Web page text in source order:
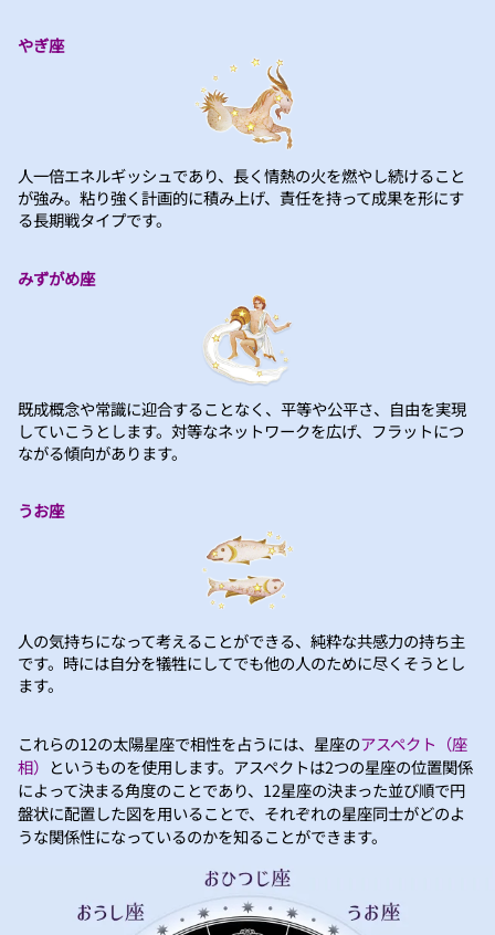
やぎ座
人一倍エネルギッシュであり、長く情熱の火を燃やし続けること
が強み。粘り強く計画的に積み上げ、責任を持って成果を形にす
る長期戦タイプです。
みずがめ座
既成概念や常識に迎合することなく、平等や公平さ、自由を実現
していこうとします。対等なネットワークを広げ、フラットにつ
ながる傾向があります。
うお座
人の気持ちになって考えることができる、純粋な共感力の持ち主
です。時には自分を犠牲にしてでも他の人のために尽くそうとし
ます。
これらの12の太陽星座で相性を占うには、星座のアスペクト（座
相） というものを使用します。アスペクトは2つの星座の位置関係
によって決まる角度のことであり、12星座の決まった並び順で円
盤状に配置した図を用いることで、それぞれの星座同士がどのよ
うな関係性になっているのかを知ることができます。